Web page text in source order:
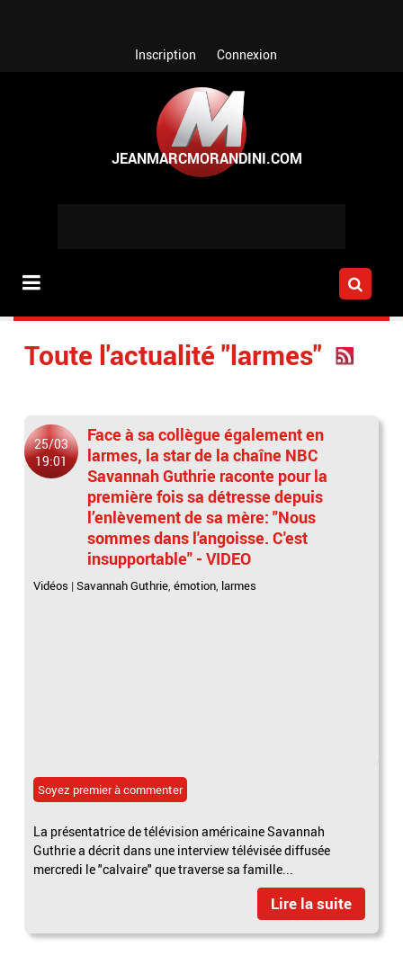
Inscription Connexion
Toute l'actualité "larmes"
25/03
19:01
Face à sa collègue également en
larmes, la star de la chaîne NBC
Savannah Guthrie raconte pour la
première fois sa détresse depuis
l’enlèvement de sa mère: "Nous
sommes dans l'angoisse. C'est
insupportable" - VIDEO
Vidéos |Savannah Guthrie,émotion, larmes
Soyez premier à commenter
La présentatrice de télévision américaine Savannah
Guthrie a décrit dans une interview télévisée diffusée
mercredi le "calvaire" que traverse sa famille...
Lire la suite